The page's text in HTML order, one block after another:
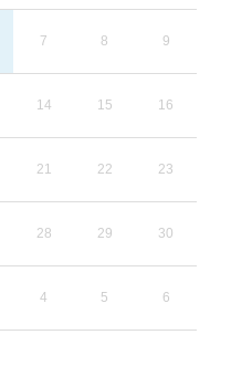
7 8 9
14 15 16
21 22 23
28 29 30
4 5 6